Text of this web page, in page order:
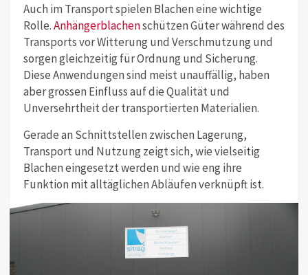
Auch im Transport spielen Blachen eine wichtige
Rolle.Anhängerblachenschützen Güter während des
Transports vor Witterung und Verschmutzung und
sorgen gleichzeitig für Ordnung und Sicherung.
Diese Anwendungen sind meist unauffällig, haben
aber grossen Einfluss auf die Qualität und
Unversehrtheit der transportierten Materialien.
Gerade an Schnittstellen zwischen Lagerung,
Transport und Nutzung zeigt sich, wie vielseitig
Blachen eingesetzt werden und wie eng ihre
Funktion mit alltäglichen Abläufen verknüpft ist.